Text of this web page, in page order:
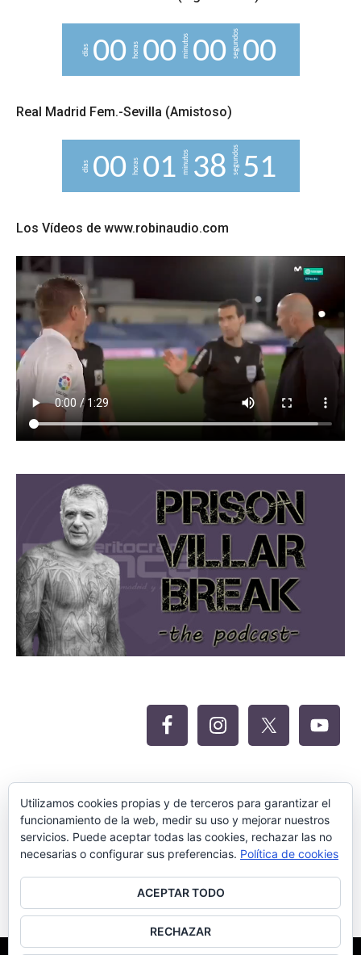
días 00 horas 00 minutos 00segundos00
Real Madrid Fem.-Sevilla (Amistoso)
días 00 horas 01 minutos 38 segundos50
1
Los Vídeos de www.robinaudio.com
Utilizamos cookies propias y de terceros para garantizar el
funcionamiento de la web, medir su uso y mejorar nuestros
servicios. Puede aceptar todas las cookies, rechazar las no
necesarias o configurar sus preferencias. Política de cookies
ACEPTAR TODO
RECHAZAR